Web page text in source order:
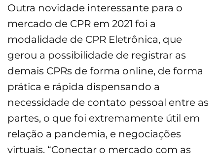
Outra novidade interessante para o
mercado de CPR em 2021 foi a
modalidade de CPR Eletrônica, que
gerou a possibilidade de registrar as
demais CPRs de forma online, de forma
prática e rápida dispensando a
necessidade de contato pessoal entre as
partes, o que foi extremamente útil em
relação a pandemia, e negociações
virtuais. “Conectar o mercado com as